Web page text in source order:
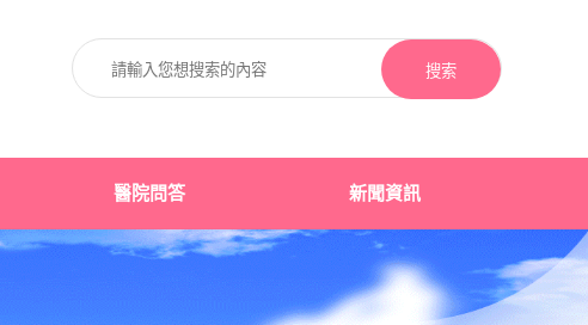
搜索
醫院問答 新聞資訊